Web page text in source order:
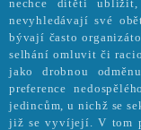
nechce dítěti
nevyhledávají své
bývají často
selhání omluvit či
jako drobnou
preference
jedincům, u nichž se
již se vyvíjejí. V tom